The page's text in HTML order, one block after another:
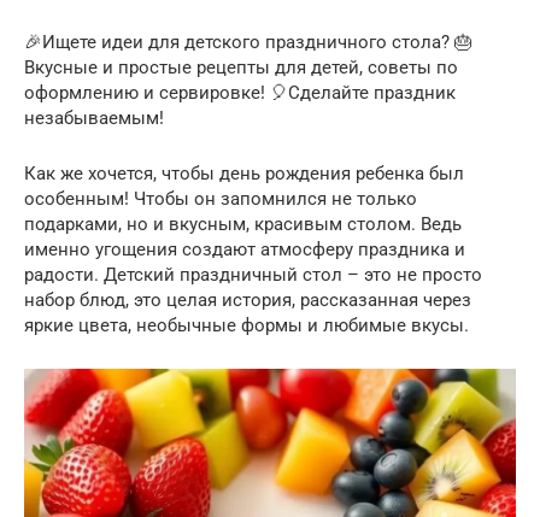
🎉Ищете идеи для детского праздничного стола? 🎂
Вкусные и простые рецепты для детей, советы по
оформлению и сервировке! 🎈Сделайте праздник
незабываемым!
Как же хочется, чтобы день рождения ребенка был
особенным! Чтобы он запомнился не только
подарками, но и вкусным, красивым столом. Ведь
именно угощения создают атмосферу праздника и
радости. Детский праздничный стол – это не просто
набор блюд, это целая история, рассказанная через
яркие цвета, необычные формы и любимые вкусы.